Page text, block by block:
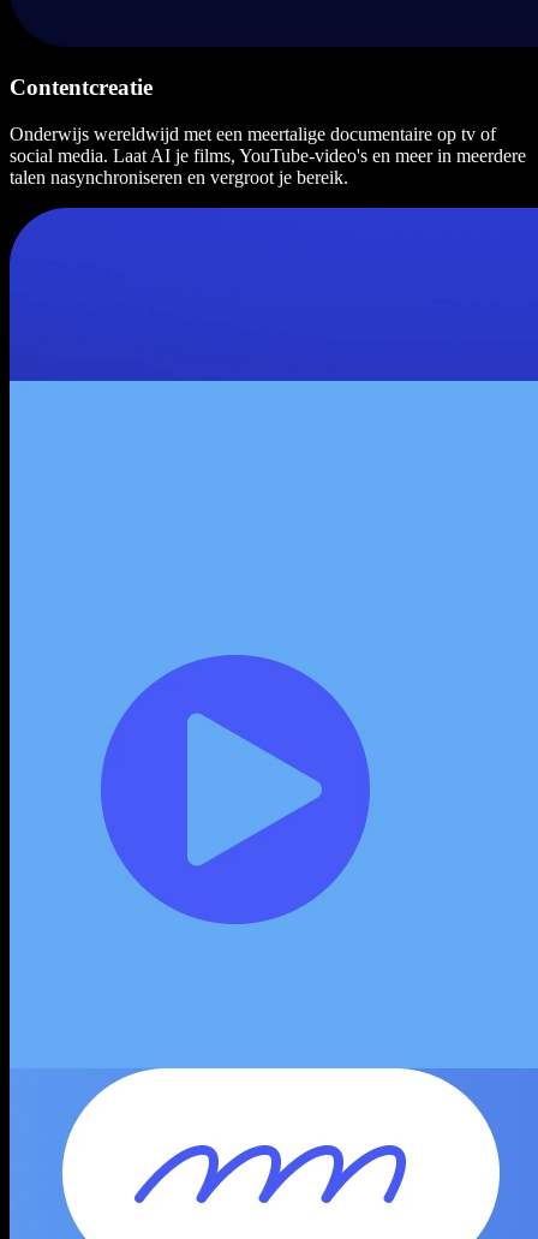
Contentcreatie
Onderwijs wereldwijd met een meertalige documentaire op tv of
social media. Laat AI je films, YouTube-video's en meer in meerdere
talen nasynchroniseren en vergroot je bereik.